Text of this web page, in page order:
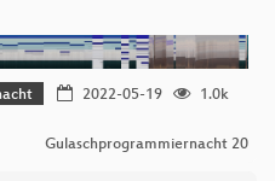
2022-05-19
1.0k
Gulaschprogrammiernacht 20